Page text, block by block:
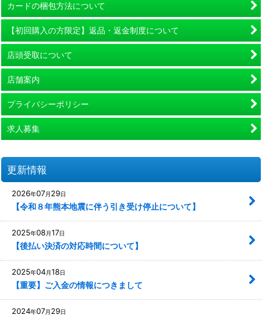
カードの梱包方法について
【初回購入の方限定】返品・返金制度について
店頭受取について
店舗案内
プライバシーポリシー
求人募集
更新情報
2026年07月 29日
【令和８年熊本地震に伴う引き受け停止について】
2025年08月17日
【後払い決済の対応時間について】
2025年04月18日
【重要】ご入金の情報につきまして
2024年07月 29日